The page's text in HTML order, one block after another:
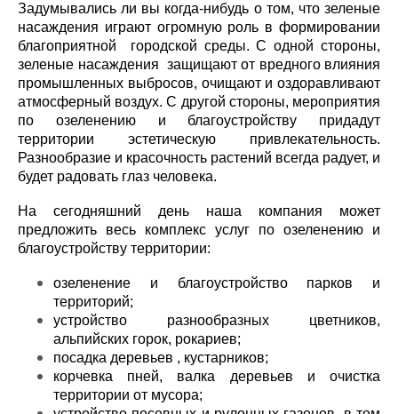
Задумывались ли вы когда-нибудь о том, что зеленые
насаждения играют огромную роль в формировании
благоприятной городской среды. С одной стороны,
зеленые насаждения защищают от вредного влияния
промышленных выбросов, очищают и оздоравливают
атмосферный воздух. С другой стороны, мероприятия
по озеленению и благоустройству придадут
территории эстетическую привлекательность.
Разнообразие и красочность растений всегда радует, и
будет радовать глаз человека.
На сегодняшний день наша компания может
предложить весь комплекс услуг по озеленению и
благоустройству территории:
озеленение и благоустройство парков и
территорий;
устройство разнообразных цветников,
альпийских горок, рокариев;
посадка деревьев , кустарников;
корчевка пней, валка деревьев и очистка
территории от мусора;